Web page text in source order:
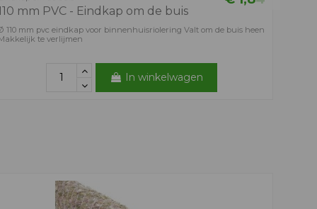
mm PVC - Eindkap om de buis
110 mm pvc eindkap voor binnenhuisriolering Valt om de buis heen
te verlijmen
In winkelwagen